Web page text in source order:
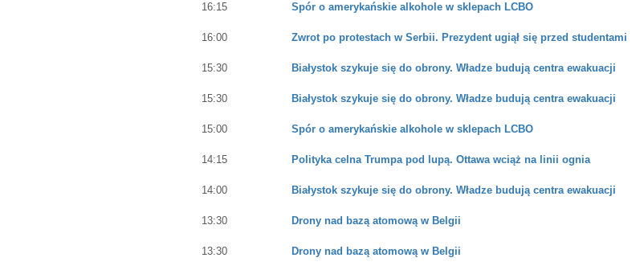
16:15 Spór o amerykańskie alkohole w sklepach LCBO
16:00 Zwrot po protestach w Serbii. Prezydent ugiął się przed studentami
15:30 Białystok szykuje się do obrony. Władze budują centra ewakuacji
15:30 Białystok szykuje się do obrony. Władze budują centra ewakuacji
15:00 Spór o amerykańskie alkohole w sklepach LCBO
14:15 Polityka celna Trumpa pod lupą. Ottawa wciąż na linii ognia
14:00 Białystok szykuje się do obrony. Władze budują centra ewakuacji
13:30 Drony nad bazą atomową w Belgii
13:30 Drony nad bazą atomową w Belgii